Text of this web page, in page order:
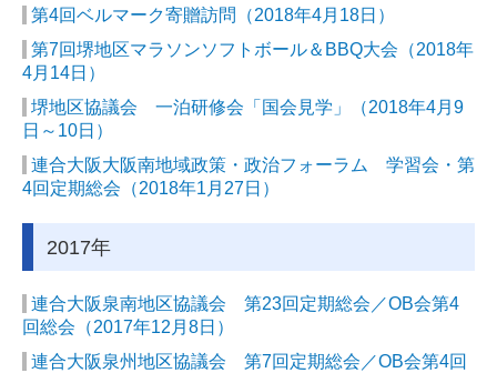
第4回ベルマーク寄贈訪問（2018年4月18日）
第7回堺地区マラソンソフトボール＆BBQ大会（2018年
4月14日）
堺地区協議会 一泊研修会「国会見学」（2018年4月9
日～10日）
連合大阪大阪南地域政策・政治フォーラム 学習会・第
4回定期総会（2018年1月27日）
2017年
連合大阪泉南地区協議会 第23回定期総会／OB会第4
回総会（2017年12月8日）
連合大阪泉州地区協議会 第7回定期総会／OB会第4回